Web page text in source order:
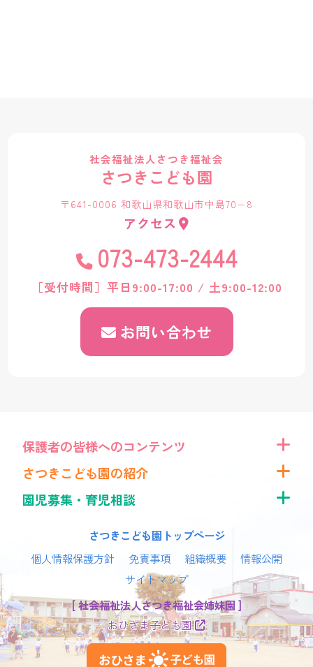
社会福祉法人さつき福祉会
さつきこども園
〒641-0006 和歌山県和歌山市中島70−8
アクセス
073-473-2444
［受付時間］平日9:00-17:00 / 土9:00-12:00
お問い合わせ
保護者の皆様へのコンテンツ
さつきこども園の紹介
園児募集・育児相談
さつきこども園トップページ
個人情報保護方針
免責事項 組織概要
情報公開
サイトマップ
[ 社会福祉法人さつき福祉会姉妹園 ]
おひさま子ども園
おひさま子ども園